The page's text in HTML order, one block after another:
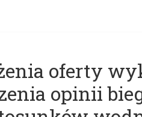
oferty
opinii